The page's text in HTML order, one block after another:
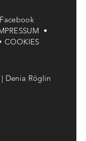
•
COOKIES
Denia Röglin